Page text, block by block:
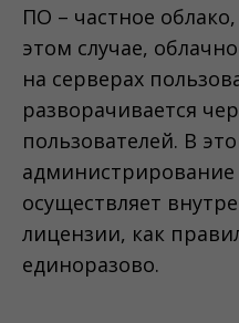
ПО – частное
этом случае,
на серверах
разворачивается
пользователей. В
осуществляет
лицензии, как
единоразово.